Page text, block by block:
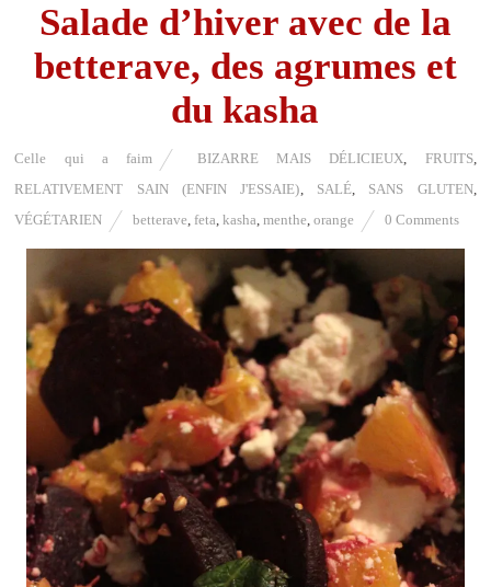
Salade d’hiver avec de la
betterave, des agrumes et
du kasha
Celle qui a faim BIZARRE MAIS DÉLICIEUX, FRUITS,
RELATIVEMENT SAIN (ENFIN J'ESSAIE), SALÉ, SANS GLUTEN,
VÉGÉTARIEN
betterave, feta,kasha,menthe,orange 0 Comments